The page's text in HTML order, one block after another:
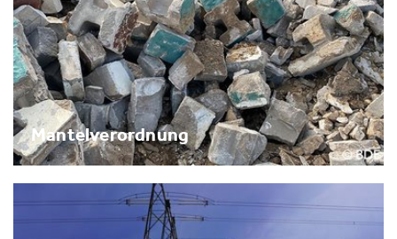
Mantelverordnung